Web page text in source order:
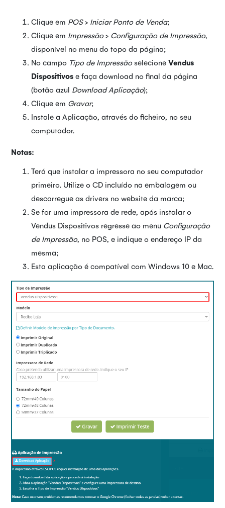
Clique em POS> Iniciar Ponto de Venda;
Clique em Impressão> Configuração de Impressão,
disponível no menu do topo da página;
No campo Tipo de ImpressãoselecioneVendus
Dispositivos e faça download no final da página
(botão azul Download Aplicação);
Clique em Gravar;
Instale a Aplicação, através do ficheiro, no seu
computador.
Notas:
Terá que instalar a impressora no seu computador
primeiro. Utilize o CD incluído na embalagem ou
descarregue as drivers no website da marca;
Se for uma impressora de rede, após instalar o
Vendus Dispositivos regresse ao menu Configuração
de Impressão, no POS, e indique o endereço IP da
mesma;
Esta aplicação é compatível com Windows 10 e Mac.